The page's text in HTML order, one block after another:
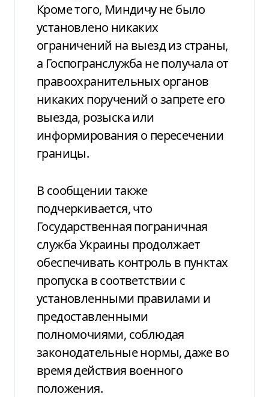
Кроме того, Миндичу не было
установлено никаких
ограничений на выезд из страны,
а Госпогранслужба не получала от
правоохранительных органов
никаких поручений о запрете его
выезда, розыска или
информирования о пересечении
границы.
В сообщении также
подчеркивается, что
Государственная пограничная
служба Украины продолжает
обеспечивать контроль в пунктах
пропуска в соответствии с
установленными правилами и
предоставленными
полномочиями, соблюдая
законодательные нормы, даже во
время действия военного
положения.